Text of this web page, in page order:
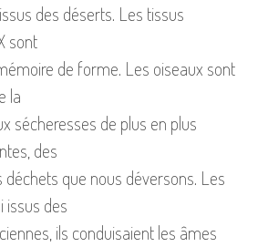
des déserts. Les tissus
sont
de forme. Les oiseaux sont
la
sécheresses de plus en plus
des
déchets que nous déversons. Les
issus des
ils conduisaient les âmes